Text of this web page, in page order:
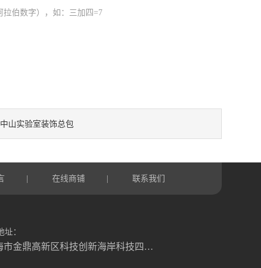
伯数字），如：三加四=7
中山实验室装饰总包
在线商铺 联系我们
址：
珠海市金鼎高新区科技创新海岸科技四路6号